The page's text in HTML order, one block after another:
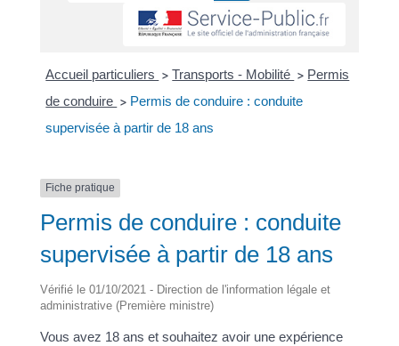
Accueil particuliers > Transports - Mobilité > Permis
de conduire > Permis de conduire : conduite
supervisée à partir de 18 ans
Fiche pratique
Permis de conduire : conduite
supervisée à partir de 18 ans
Vérifié le 01/10/2021 - Direction de l'information légale et
administrative (Première ministre)
Vous avez 18 ans et souhaitez avoir une expérience